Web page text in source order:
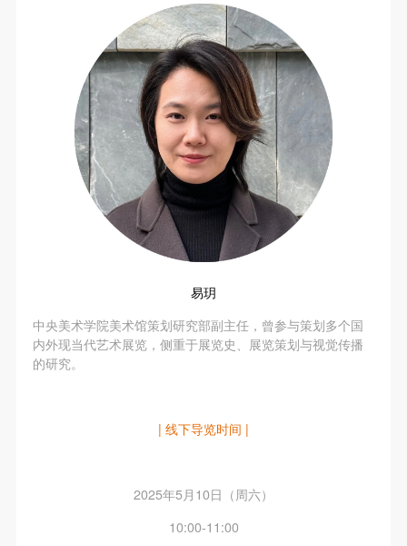
易玥
中央美术学院美术馆策划研究部副主任，曾参与策划多个国
内外现当代艺术展览，侧重于展览史、展览策划与视觉传播
的研究。
| 线下导览时间 |
2025年5月10日（周六）
10:00-11:00
后，视作其家属也已知晓并同意。
我已认真阅读上述条款，并且同意。
后，视作其家属也已知晓并同意。
我已认真阅读上述条款，并且同意。
后，视作其家属也已知晓并同意。
我已认真阅读上述条款，并且同意。